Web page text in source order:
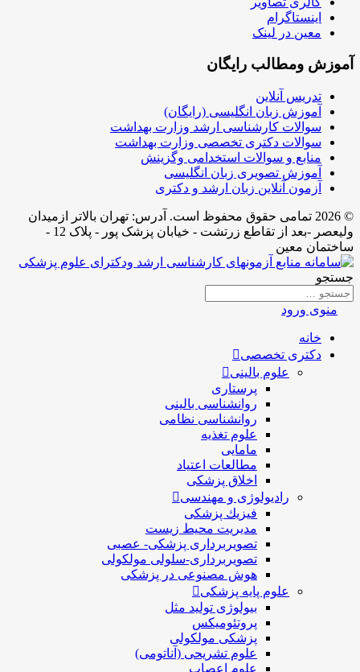
اینستاگرام
معین در لینک
آموزش ومطالب رایگان
تدریس آنلاین
آموزش زبان انگلیسی (رایگان)
سوالات کارشناسی ارشد وزارت بهداشت
سوالات دکتری تخصصی وزارت بهداشت
منابع و سوالات استخدامی وگزینش
آموزش تصویری زبان انگلیسی
آزمون آنلاین زبان ارشد و دکتری
© 2026 تمامی حقوق محفوظ است. آدرس:‌ تهران بالاتر ازمیدان
ولیعصر -بعد از تقاطع زرتشت - خیابان پزشک پور - پلاک 12 -
ساختمان معین
جستجو
منوی ورود
خانه
دکتری تخصصی
علوم بالینی
پرستاری
روانشناسی بالینی
روانشناسی نظامی
علوم تغذیه
مامایی
مطالعات اعتیاد
اخلاق پزشکی
رادیولوژی و مهندسی
فيزيك پزشکی
مدیریت محیط زیست
تصویربرداری پزشکی- عصبی
تصویربرداری-سلولی مولکولی
هوش مصنوعی در پزشکی
علوم پایه پزشکی
بیولوژی تولید مثل
پروتئومیکس
پزشکی مولکولی
علوم تشریحی (آناتومی)
علوم اعصاب